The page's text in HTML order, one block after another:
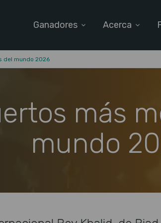
Ganadores Acerca
del mundo 2026
más
mundo